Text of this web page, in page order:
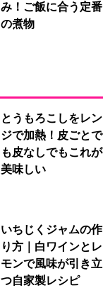
み！ご飯に合う定番
の煮物
とうもろこしをレン
ジで加熱！皮ごとで
も皮なしでもこれが
美味しい
いちじくジャムの作
り方｜白ワインとレ
モンで風味が引き立
つ自家製レシピ